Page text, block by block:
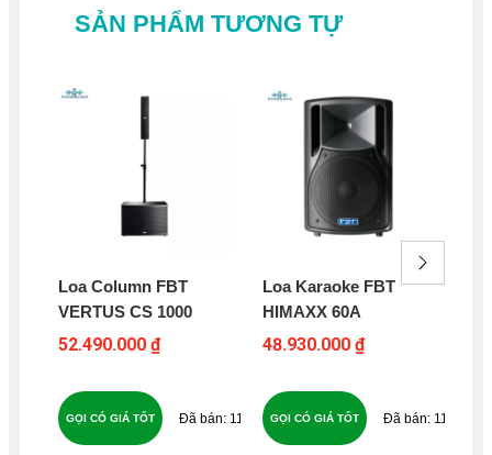
SẢN PHẨM TƯƠNG TỰ
Loa Column FBT
VERTUS CS 1000
52.490.000 ₫
114
GỌI CÓ GIÁ TỐT
Loa Karaoke FBT
HIMAXX 60A
48.930.000 ₫
116
GỌI CÓ GIÁ TỐT